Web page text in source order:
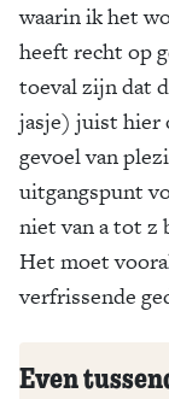
waarin ik het
heeft recht op
toeval zijn dat
jasje) juist hier
gevoel van
uitgangspunt
niet van a tot z
Het moet
verfrissende
Even